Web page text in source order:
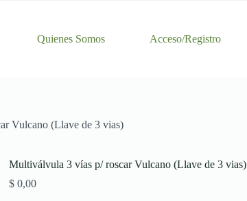
Quienes Somos Acceso/Registro
Vulcano (Llave de 3 vias)
Multiválvula 3 vías p/ roscar Vulcano (Llave de 3 vias)
$0,00